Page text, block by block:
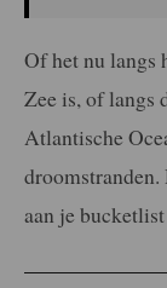
Of het nu langs
Zee is, of langs
Atlantische
aan je